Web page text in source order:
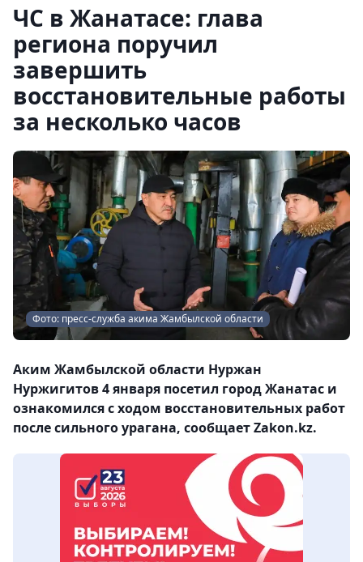
ЧС в Жанатасе: глава
региона поручил
завершить
восстановительные работы
за несколько часов
Фото: пресс-служба акима Жамбылской области
Аким Жамбылской области Нуржан
Нуржигитов 4 января посетил город Жанатас и
ознакомился с ходом восстановительных работ
после сильного урагана, сообщает Zakon.kz.